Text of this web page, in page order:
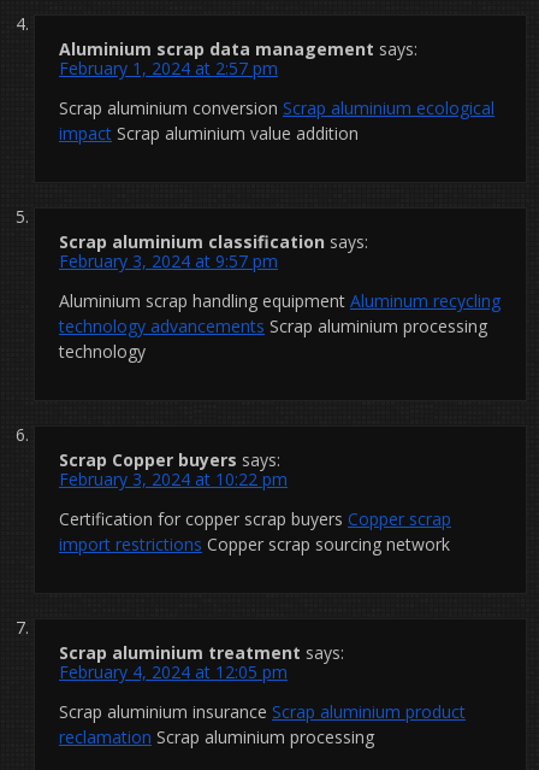
Aluminium scrap data management says:
February 1, 2024 at 2:57 pm
Scrap aluminium conversion Scrap aluminium ecological
impact Scrap aluminium value addition
Scrap aluminium classification says:
February 3, 2024 at 9:57 pm
Aluminium scrap handling equipment Aluminum recycling
technology advancements Scrap aluminium processing
technology
Scrap Copper buyers says:
February 3, 2024 at 10:22 pm
Certification for copper scrap buyers Copper scrap
import restrictions Copper scrap sourcing network
Scrap aluminium treatment says:
February 4, 2024 at 12:05 pm
Scrap aluminium insurance Scrap aluminium product
reclamation Scrap aluminium processing